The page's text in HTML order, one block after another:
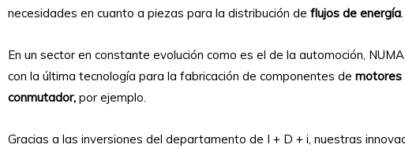
necesidades en cuanto a piezas para la distribución de flujos de energía.
En un sector en constante evolución como es el de la automoción,
con la última tecnología para la fabricación de componentes de motores
conmutador, por ejemplo.
Gracias a las inversiones del departamento de I + D + i, nuestras